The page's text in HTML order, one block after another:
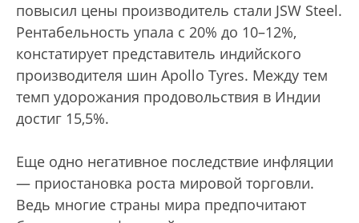
повысил цены производитель стали JSW Steel.
Рентабельность упала с 20% до 10–12%,
констатирует представитель индийского
производителя шин Apollo Tyres. Между тем
темп удорожания продовольствия в Индии
достиг 15,5%.
Еще одно негативное последствие инфляции
— приостановка роста мировой торговли.
Ведь многие страны мира предпочитают